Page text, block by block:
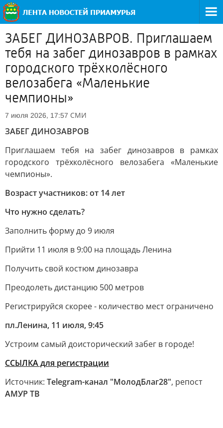
ЗАБЕГ ДИНОЗАВРОВ. Приглашаем
тебя на забег динозавров в рамках
городского трёхколёсного
велозабега «Маленькие
чемпионы»
7 июля 2026, 17:57 СМИ
ЗАБЕГ ДИНОЗАВРОВ
Приглашаем тебя на забег динозавров в рамках
городского трёхколёсного велозабега «Маленькие
чемпионы».
Возраст участников: от 14 лет
Что нужно сделать?
Заполнить форму до 9 июля
Прийти 11 июля в 9:00 на площадь Ленина
Получить свой костюм динозавра
Преодолеть дистанцию 500 метров
Регистрируйся скорее - количество мест ограничено
пл.Ленина, 11 июля, 9:45
Устроим самый доисторический забег в городе!
ССЫЛКА для регистрации
Источник: Telegram-канал "МолодБлаг28", репост
АМУР ТВ